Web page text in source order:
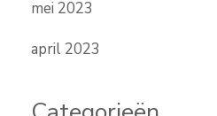
mei 2023
april 2023